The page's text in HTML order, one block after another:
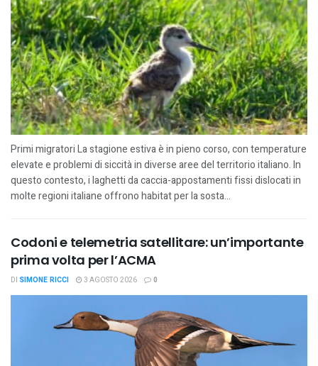
Primi migratori La stagione estiva è in pieno corso, con temperature
elevate e problemi di siccità in diverse aree del territorio italiano. In
questo contesto, i laghetti da caccia-appostamenti fissi dislocati in
molte regioni italiane offrono habitat per la sosta...
Codoni e telemetria satellitare: un’importante
prima volta per l’ACMA
DI SIMONE RICCI 3 AGOSTO 2026 0